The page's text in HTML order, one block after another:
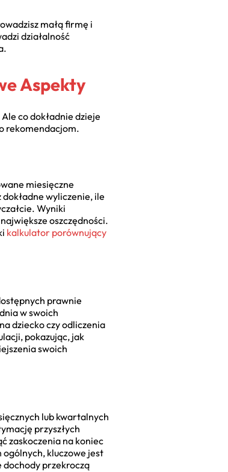
małą firmę i
działalność
Aspekty
co dokładnie dzieje
rekomendacjom.
miesięczne
wyliczenie, ile
Wyniki
oszczędności.
kalkulator porównujący
prawnie
w swoich
dziecko czy odliczenia
pokazując, jak
swoich
lub kwartalnych
przyszłych
zaskoczenia na koniec
ogólnych, kluczowe jest
dochody przekroczą